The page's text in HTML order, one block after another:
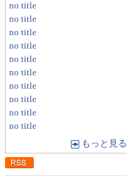
no title
no title
no title
no title
no title
no title
no title
no title
no title
no title
もっと見る